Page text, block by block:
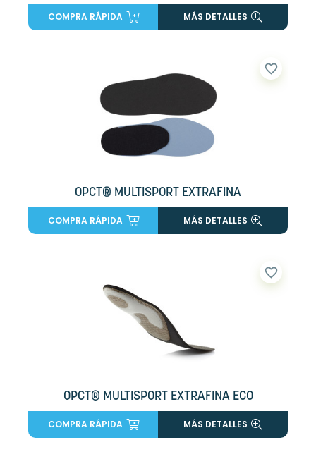
COMPRA RÁPIDA MÁS DETALLES
favorite_border
OPCT® MULTISPORT EXTRAFINA
COMPRA RÁPIDA MÁS DETALLES
favorite_border
OPCT® MULTISPORT EXTRAFINA ECO
COMPRA RÁPIDA MÁS DETALLES